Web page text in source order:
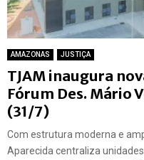
AMAZONAS JUSTIÇA
TJAM inaugura
Fórum Des. Mário
(31/7)
Com estrutura moderna e
Aparecida centraliza